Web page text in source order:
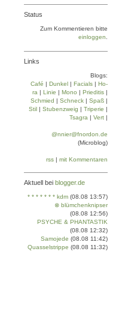
Status
Zum Kommentieren bitte
einloggen
Links
Blogs:
Café | Dun­kel | Facials | Ho­
ra | Linie | Mo­no | Prie­di­tis |
Schmied | Schneck | Spaß |
Stil | Stu­ben­zweig | Tri­pe­rie |
Tsa­gra | Vert |
@nnier@fnordon.de
(Microblog)
rss | mit Kommentaren
Aktuell bei blogger.de
* * * * * * * kdm (08.08 13:57)
⊗ blümchenknipser
(08.08 12:56)
PSYCHE & PHANTASTIK
(08.08 12:32)
Samojede (08.08 11:42)
Quasselstrippe (08.08 11:32)